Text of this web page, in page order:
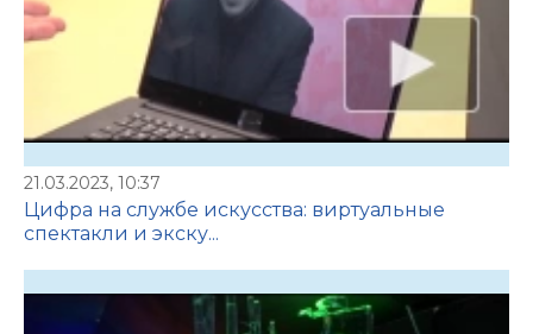
21.03.2023, 10:37
Цифра на службе искусства: виртуальные
спектакли и экску...